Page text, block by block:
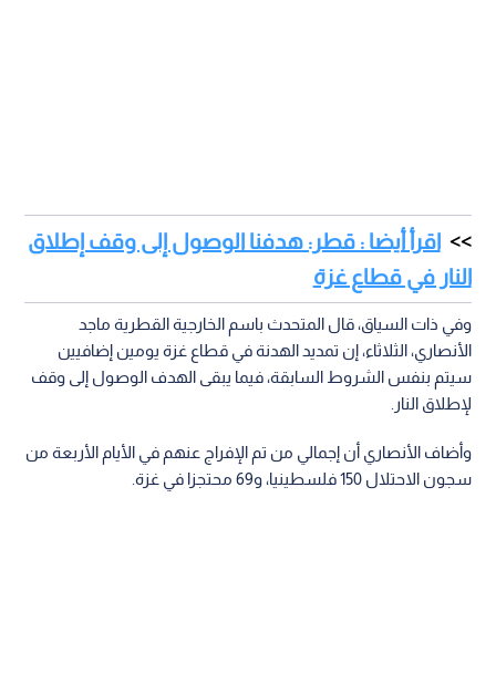
اقرأ أيضا : قطر: هدفنا الوصول إلى وقف إطلاق
النار في قطاع غزة
وفي ذات السياق، قال المتحدث باسم الخارجية القطرية ماجد
الأنصاري، الثلاثاء، إن تمديد الهدنة في قطاع غزة يومين إضافيين
سيتم بنفس الشروط السابقة، فيما يبقى الهدف الوصول إلى وقف
لإطلاق النار.
وأضاف الأنصاري أن إجمالي من تم الإفراج عنهم في الأيام الأربعة من
سجون الاحتلال 150 فلسطينيا، و69 محتجزا في غزة.